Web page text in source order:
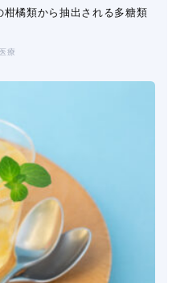
橘類から抽出される多糖類
療